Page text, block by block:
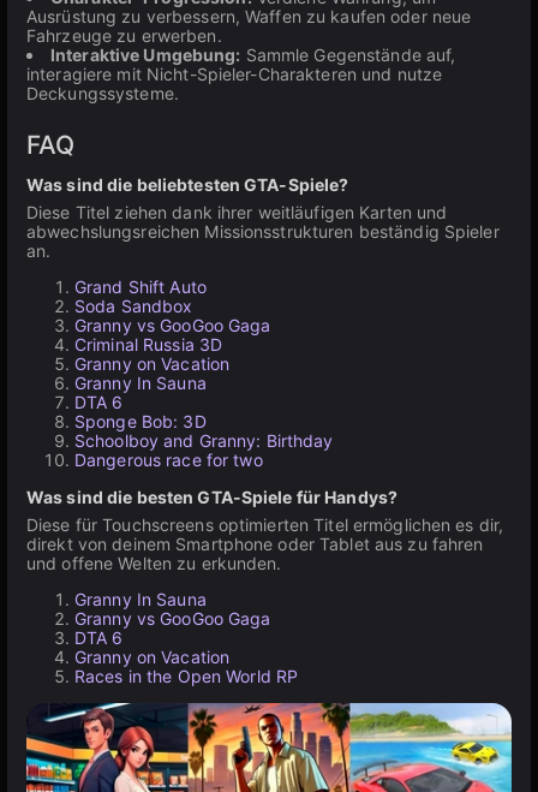
Ausrüstung zu verbessern, Waffen zu kaufen oder neue
Fahrzeuge zu erwerben.
Interaktive Umgebung: Sammle Gegenstände auf,
interagiere mit Nicht-Spieler-Charakteren und nutze
Deckungssysteme.
FAQ
Was sind die beliebtesten GTA-Spiele?
Diese Titel ziehen dank ihrer weitläufigen Karten und
abwechslungsreichen Missionsstrukturen beständig Spieler
an.
Grand Shift Auto
Soda Sandbox
Granny vs GooGoo Gaga
Criminal Russia 3D
Granny on Vacation
Granny In Sauna
DTA 6
Sponge Bob: 3D
Schoolboy and Granny: Birthday
Dangerous race for two
Was sind die besten GTA-Spiele für Handys?
Diese für Touchscreens optimierten Titel ermöglichen es dir,
direkt von deinem Smartphone oder Tablet aus zu fahren
und offene Welten zu erkunden.
Granny In Sauna
Granny vs GooGoo Gaga
DTA 6
Granny on Vacation
Races in the Open World RP